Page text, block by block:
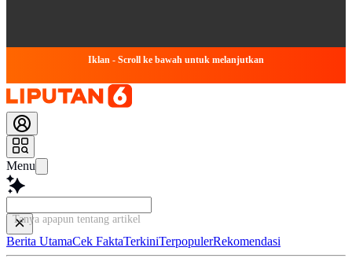
Iklan - Scroll ke bawah untuk melanjutkan
Menu
Tanya apapun tentang artikel ini...
Berita UtamaCek FaktaTerkiniTerpopulerRekomendasi